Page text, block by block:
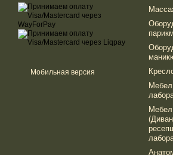
Мобильная версия